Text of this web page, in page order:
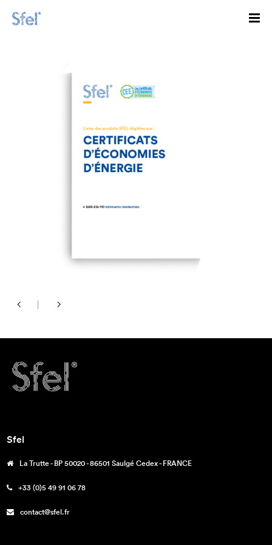
Sfel
La Trutte - BP 50020 - 86501 Saulgé Cedex - FRANCE
+33 (0)5 49 91 06 78
contact@sfel.fr